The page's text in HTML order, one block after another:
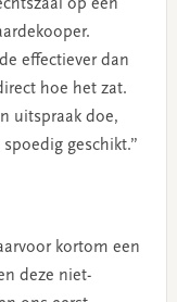
op een
effectiever dan
hoe het zat.
uitspraak doe,
geschikt.”
kortom een
deze niet-